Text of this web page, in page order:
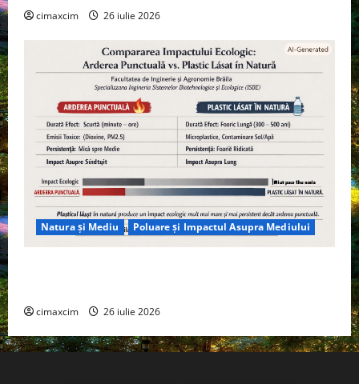
cimaxcim 26 iulie 2026
Natura și Mediu Poluare și Impactul Asupra Mediului
cimaxcim 26 iulie 2026